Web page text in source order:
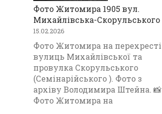
Фото Житомира 1905 вул.
Михайлівська-Скорульського
15.02.2026
Фото Житомира на перехресті
вулиць Михайлівської та
провулка Скорульського
(Семінарійського ). Фото з
архіву Володимира Штейна. 📸
Фото Житомира на